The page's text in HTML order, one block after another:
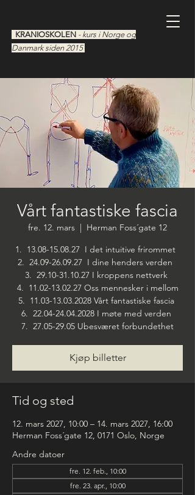
KRANIOSKOLEN - kurs i Norge og
Danmark siden 2015
Vårt fantastiske fascia
fre. 12. mars
  |
Herman Foss´gate 12
1. 13.08-15.08.27 I det intuitive frirommet
2. 24.09-26.09.27 I dine henders verden
3. 29.10-31.10.27 I kroppens nettverk
4. 11.02-13.02.27 Oss mennesker i mellom
5. 11.03-13.03.2028 Vårt fantastiske fascia
6. 22.04-24.04.2028 I møte med verden
7. 27.05-29.05 Ubesværet forbundethet
Kjøp billetter
Tid og sted
12. mars 2027, 10:00 – 14. mars 2027, 16:00
Herman Foss´gate 12, 0171 Oslo, Norge
Andre datoer
fre. 12. feb., 10:00
fre. 23. apr., 10:00